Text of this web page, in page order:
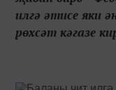
илгә әтисе яки
рөхсәт кәгазе